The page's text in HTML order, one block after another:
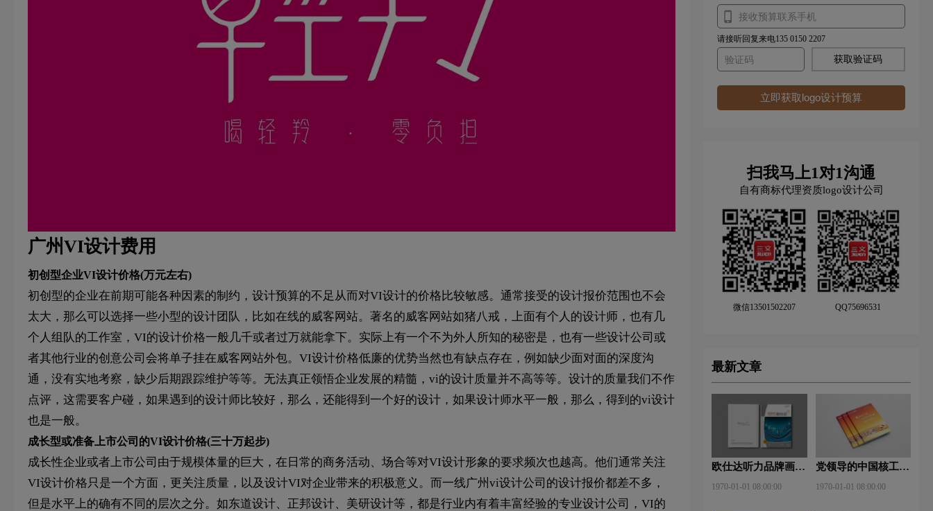
广州VI设计费用
初创型企业VI设计价格(万元左右)
初创型的企业在前期可能各种因素的制约，设计预算的不足从而对VI设计的价格比较敏感。通常接受的设计报价范围也不会
太大，那么可以选择一些小型的设计团队，比如在线的威客网站。著名的威客网站如猪八戒，上面有个人的设计师，也有几
个人组队的工作室，VI的设计价格一般几千或者过万就能拿下。实际上有一个不为外人所知的秘密是，也有一些设计公司或
者其他行业的创意公司会将单子挂在威客网站外包。VI设计价格低廉的优势当然也有缺点存在，例如缺少面对面的深度沟
通，没有实地考察，缺少后期跟踪维护等等。无法真正领悟企业发展的精髓，vi的设计质量并不高等等。设计的质量我们不作
点评，这需要客户碰，如果遇到的设计师比较好，那么，还能得到一个好的设计，如果设计师水平一般，那么，得到的vi设计
也是一般。
成长型或准备上市公司的VI设计价格(三十万起步)
成长性企业或者上市公司由于规模体量的巨大，在日常的商务活动、场合等对VI设计形象的要求频次也越高。他们通常关注
VI设计价格只是一个方面，更关注质量，以及设计VI对企业带来的积极意义。而一线广州vi设计公司的设计报价都差不多，
但是水平上的确有不同的层次之分。如东道设计、正邦设计、美研设计等，都是行业内有着丰富经验的专业设计公司，VI的
请接听回复来电135 0150 2207
获取验证码
立即获取logo设计预算
扫我马上1对1沟通
自有商标代理资质logo设计公司
微信13501502207 QQ75696531
最新文章
欧仕达听力品牌画册
1970-01-01 08:00:00
党领导的中国核工业
1970-01-01 08:00:00